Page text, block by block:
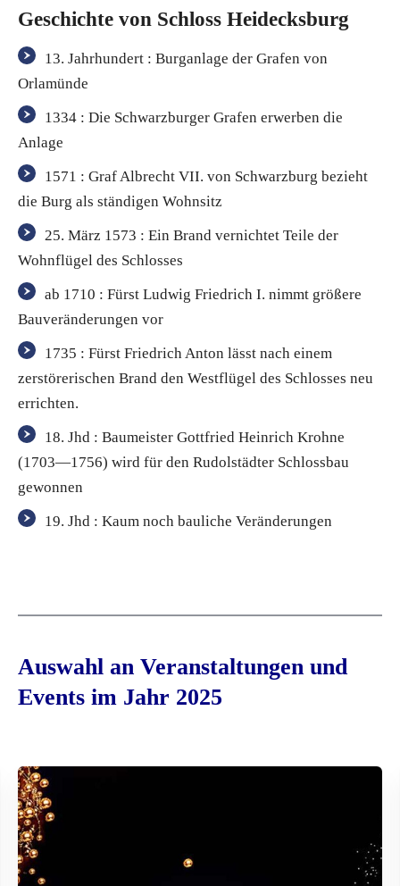
Geschichte von Schloss Heidecksburg
13. Jahrhundert : Burganlage der Grafen von
Orlamünde
1334 : Die Schwarzburger Grafen erwerben die
Anlage
1571 : Graf Albrecht VII. von Schwarzburg bezieht
die Burg als ständigen Wohnsitz
25. März 1573 : Ein Brand vernichtet Teile der
Wohnflügel des Schlosses
ab 1710 : Fürst Ludwig Friedrich I. nimmt größere
Bauveränderungen vor
1735 : Fürst Friedrich Anton lässt nach einem
zerstörerischen Brand den Westflügel des Schlosses neu
errichten.
18. Jhd : Baumeister Gottfried Heinrich Krohne
(1703—1756) wird für den Rudolstädter Schlossbau
gewonnen
19. Jhd : Kaum noch bauliche Veränderungen
Auswahl an Veranstaltungen und
Events im Jahr 2025